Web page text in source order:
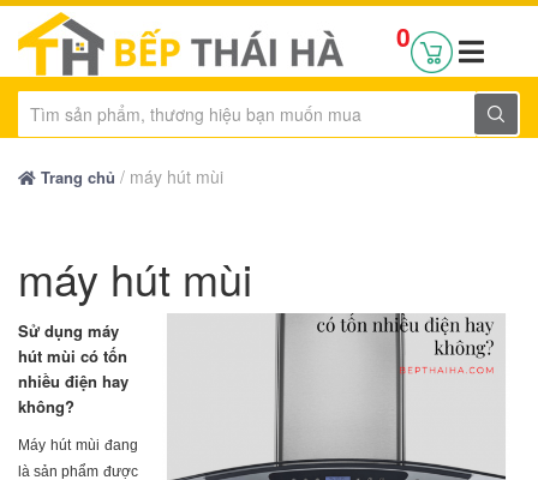
0
Trang chủ / máy hút mùi
máy hút mùi
Sử dụng máy
hút mùi có tốn
nhiều điện hay
không?
Máy hút mùi đang
là sản phẩm được